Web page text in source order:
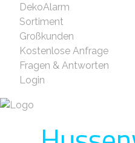
DekoAlarm
Sortiment
Großkunden
Kostenlose Anfrage
Fragen & Antworten
Login